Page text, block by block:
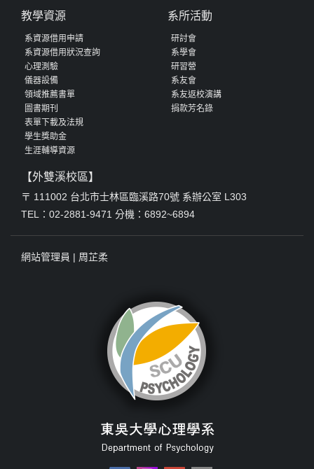
教學資源
系資源借用申請
系資源借用狀況查詢
心理測驗
儀器設備
領域推薦書單
圖書期刊
表單下載及法規
學生獎助金
生涯輔導資源
系所活動
研討會
系學會
研習營
系友會
系友返校演講
捐款芳名錄
【外雙溪校區】
〒 111002 台北市士林區臨溪路70號 系辦公室 L303
TEL：02-2881-9471 分機：6892~6894
網站管理員 | 周芷柔